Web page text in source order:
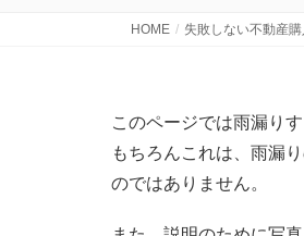
HOME 失敗しない不動産購
このページでは雨漏り
もちろんこれは、雨漏
のではありません。